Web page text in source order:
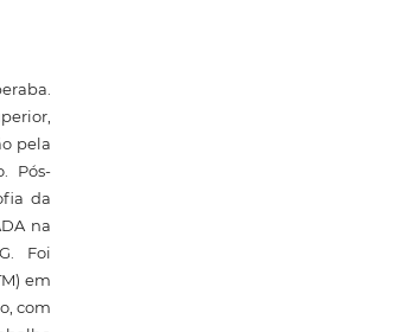
pela
Pós-
da
na
Foi
em
com